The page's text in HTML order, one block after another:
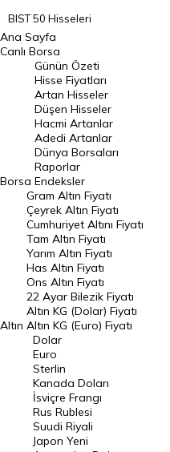
BIST 50 Hisseleri
BIST 100 Hisseleri
En Çok Artan Hisseler
En Çok Düşen Hisseler
Hacmi Artanlar
Geçmiş Kapanışlar
Dünya Borsaları
Raporlar
Endeksler
DÖVİZ
Döviz Kuru
Dolar Kuru
Euro Kuru
Pound Kuru
Frank Kuru
Riyal Kuru
Avustralya Doları
Ana Sayfa
Canlı Borsa
Borsa
Günün Özeti
Hisse Fiyatları
Artan Hisseler
Düşen Hisseler
Hacmi Artanlar
Adedi Artanlar
Dünya Borsaları
Raporlar
Endeksler
Altın
Gram Altın Fiyatı
Çeyrek Altın Fiyatı
Cumhuriyet Altını Fiyatı
Tam Altın Fiyatı
Yarım Altın Fiyatı
Has Altın Fiyatı
Ons Altın Fiyatı
22 Ayar Bilezik Fiyatı
Altın KG (Dolar) Fiyatı
Altın KG (Euro) Fiyatı
Dolar
Euro
Sterlin
Kanada Doları
İsviçre Frangı
Rus Rublesi
Suudi Riyali
Japon Yeni